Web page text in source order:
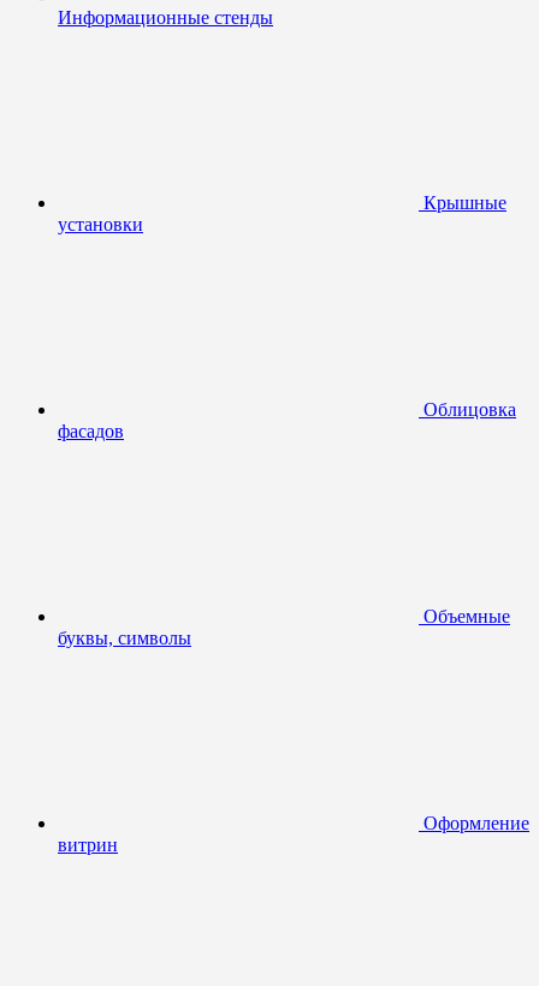
Информационные стенды
Крышные
установки
Облицовка
фасадов
Объемные
буквы, символы
Оформление
витрин